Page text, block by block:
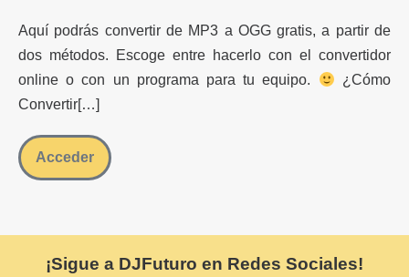
Aquí podrás convertir de MP3 a OGG gratis, a partir de
dos métodos. Escoge entre hacerlo con el convertidor
online o con un programa para tu equipo.
¿Cómo
Convertir[…]
Acceder
Convertir
MP3
¡Sigue a DJFuturo en Redes Sociales!